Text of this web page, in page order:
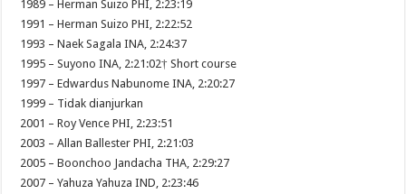
1989 – Herman Suizo PHI, 2:23:19
1991 – Herman Suizo PHI, 2:22:52
1993 – Naek Sagala INA, 2:24:37
1995 – Suyono INA, 2:21:02† Short course
1997 – Edwardus Nabunome INA, 2:20:27
1999 – Tidak dianjurkan
2001 – Roy Vence PHI, 2:23:51
2003 – Allan Ballester PHI, 2:21:03
2005 – Boonchoo Jandacha THA, 2:29:27
2007 – Yahuza Yahuza IND, 2:23:46